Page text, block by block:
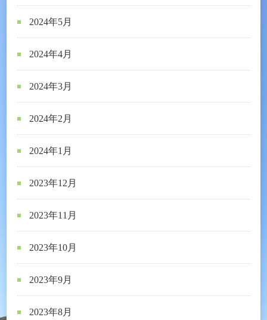
2024年5月
2024年4月
2024年3月
2024年2月
2024年1月
2023年12月
2023年11月
2023年10月
2023年9月
2023年8月